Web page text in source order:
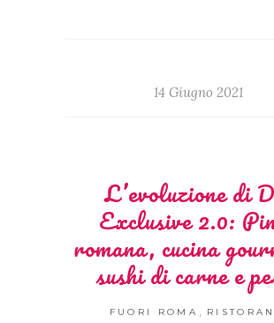
14 Giugno 2021
L’evoluzione di
Exclusive 2.0:
romana, cucina
sushi di carne e
FUORI ROMA